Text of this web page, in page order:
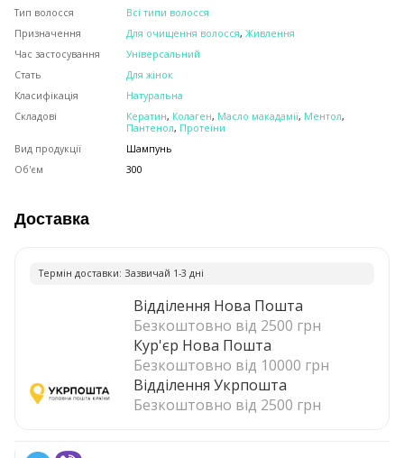
Тип волосся
Всі типи волосся
Призначення
Для очищення волосся, Живлення
Час застосування
Універсальний
Стать
Для жінок
Класифікація
Натуральна
Складові
Кератин, Колаген, Масло макадамії, Ментол,
Пантенол, Протеїни
Вид продукції
Шампунь
Об'єм
300
Доставка
Термiн доставки: Зазвичай 1-3 днi
Відділення Нова Пошта
Безкоштовно від 2500 грн
Кур'єр Нова Пошта
Безкоштовно від 10000 грн
Відділення Укрпошта
Безкоштовно від 2500 грн